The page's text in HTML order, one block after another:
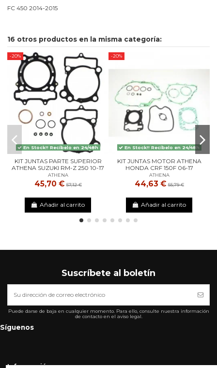
FC 450 2014-2015
16 otros productos en la misma categoría:
-20%
En Stock!! Recíbelo en 24/48h
KIT JUNTAS PARTE SUPERIOR
ATHENA SUZUKI RM-Z 250 10-17
ATHENA
45,70 €57,12 €
Añadir al carrito
-20%
En Stock!! Recíbelo en 24/48h
KIT JUNTAS MOTOR ATHENA
HONDA CRF 150F 06-17
ATHENA
44,63 €55,79 €
Añadir al carrito
Suscríbete al boletín
Puede darse de baja en cualquier momento. Para ello, consulte nuestra información
de contacto en el aviso legal.
Síguenos
Informarción